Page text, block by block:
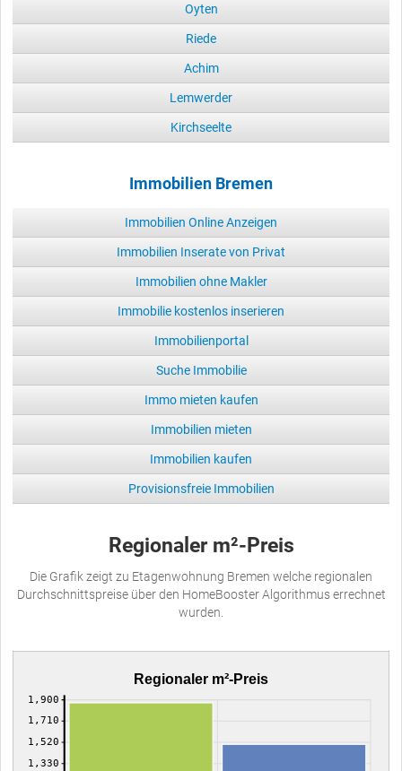
Oyten
Riede
Achim
Lemwerder
Kirchseelte
Immobilien Bremen
Immobilien Online Anzeigen
Immobilien Inserate von Privat
Immobilien ohne Makler
Immobilie kostenlos inserieren
Immobilienportal
Suche Immobilie
Immo mieten kaufen
Immobilien mieten
Immobilien kaufen
Provisionsfreie Immobilien
Regionaler m²-Preis
Die Grafik zeigt zu Etagenwohnung Bremen welche regionalen
Durchschnittspreise über den HomeBooster Algorithmus errechnet
wurden.
Regionaler m²-Preis
1,330
1,520
1,710
1,900